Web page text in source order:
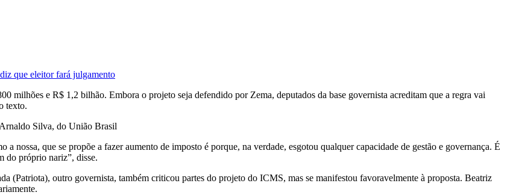
que eleitor fará julgamento
milhões e R$ 1,2 bilhão. Embora o projeto seja defendido por Zema, deputados da base governista acreditam que a regra vai
texto.
Silva, do União Brasil
nossa, que se propõe a fazer aumento de imposto é porque, na verdade, esgotou qualquer capacidade de gestão e governança. É
do próprio nariz”, disse.
(Patriota), outro governista, também criticou partes do projeto do ICMS, mas se manifestou favoravelmente à proposta. Beatriz